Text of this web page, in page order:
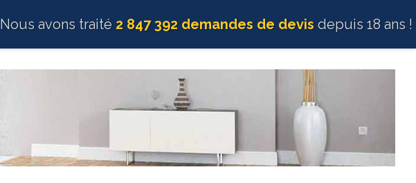
Nous avons traité 2 847 392 demandes de devis depuis 18 ans !